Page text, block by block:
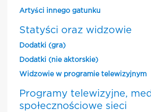
Artyści innego gatunku
Statyści oraz widzowie
Dodatki (gra)
Dodatki (nie aktorskie)
Widzowie w programie telewizyjnym
Programy telewizyjne,
społecznościowe sieci